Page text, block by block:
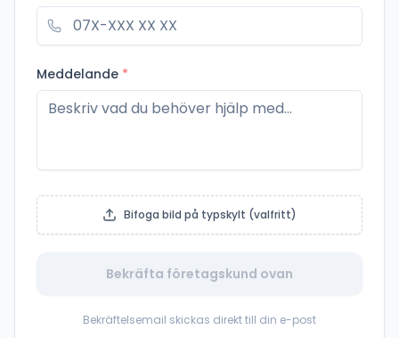
Meddelande *
Bifoga bild på typskylt (valfritt)
Bekräfta företagskund ovan
Bekräftelsemail skickas direkt till din e-post